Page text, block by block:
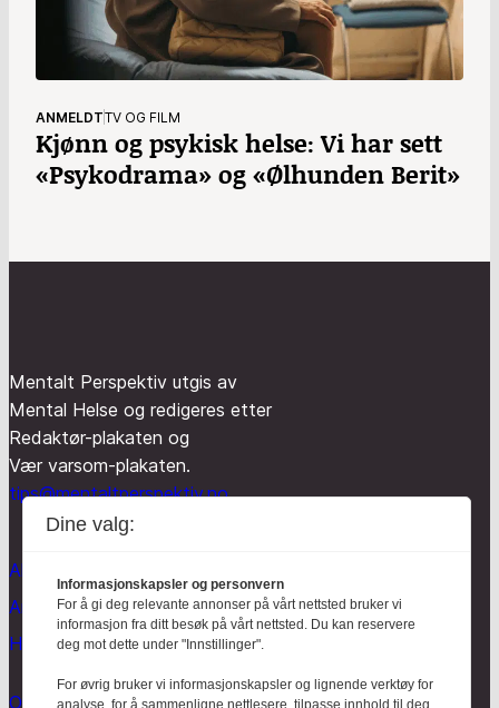
ANMELDTTV OG FILM
Kjønn og psykisk helse: Vi har sett
«Psykodrama» og «Ølhunden Berit»
Mentalt Perspektiv utgis av
Mental Helse og redigeres etter
Redaktør-plakaten og
Vær varsom-plakaten.
tips@mentaltperspektiv.no
Aktuelt
Anmeldt
Hodebry
Om oss
Dine valg:
Informasjonskapsler og personvern
For å gi deg relevante annonser på vårt nettsted bruker vi
informasjon fra ditt besøk på vårt nettsted. Du kan reservere
deg mot dette under "Innstillinger".
For øvrig bruker vi informasjonskapsler og lignende verktøy for
analyse, for å sammenligne nettlesere, tilpasse innhold til deg